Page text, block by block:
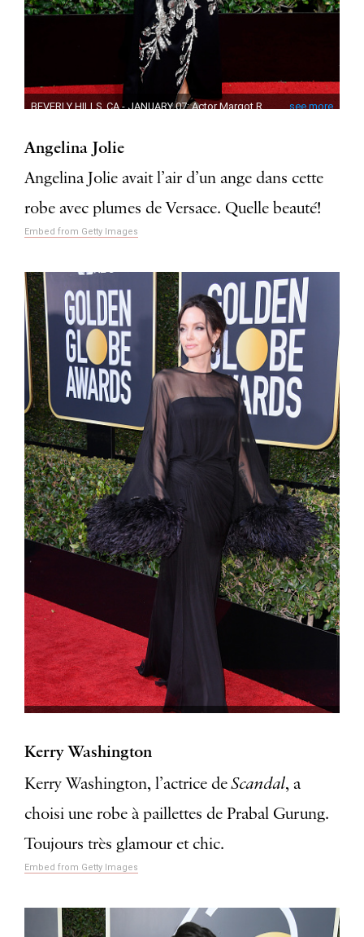
Angelina Jolie
Angelina Jolie avait l’air d’un ange dans cette
robe avec plumes de Versace. Quelle beauté!
Embed from Getty Images
Kerry Washington
Kerry Washington, l’actrice deScandal, a
choisi une robe à paillettes de Prabal Gurung.
Toujours très glamour et chic.
Embed from Getty Images